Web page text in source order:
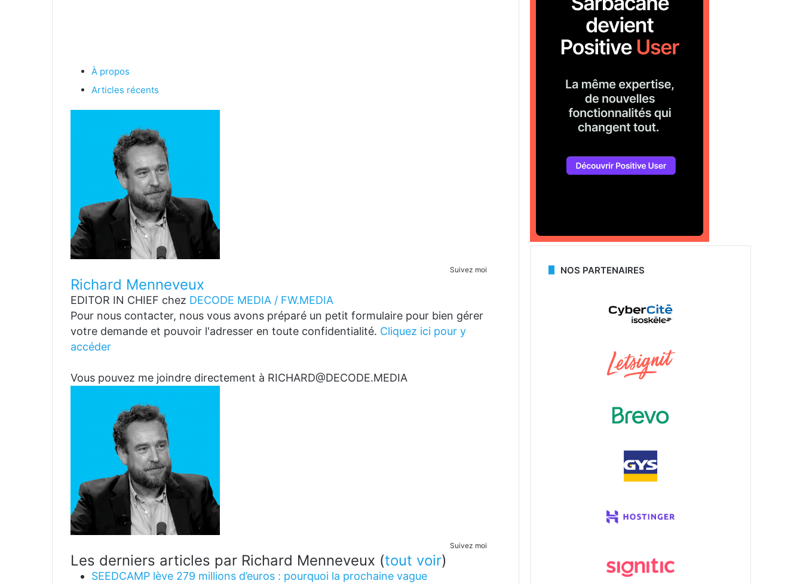
À propos
Articles récents
Suivez moi
Richard Menneveux
EDITOR IN CHIEF chez DECODE MEDIA / FW.MEDIA
Pour nous contacter, nous vous avons préparé un petit formulaire pour bien gérer
votre demande et pouvoir l'adresser en toute confidentialité. Cliquez ici pour y
accéder
Vous pouvez me joindre directement à RICHARD@DECODE.MEDIA
Suivez moi
Les derniers articles par Richard Menneveux (tout voir)
SEEDCAMP lève 279 millions d’euros : pourquoi la prochaine vague
NOS PARTENAIRES